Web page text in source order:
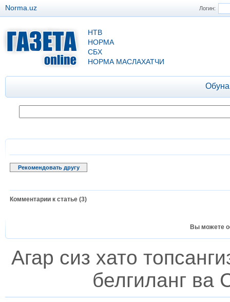
Логин:
Norma.uz
НТВ
НОРМА
СБХ
НОРМА МАСЛАХАТЧИ
Обуна
Рекомендовать другу
Комментарии к статье (3)
Вы можете
Агар сиз хато
белгиланг ва